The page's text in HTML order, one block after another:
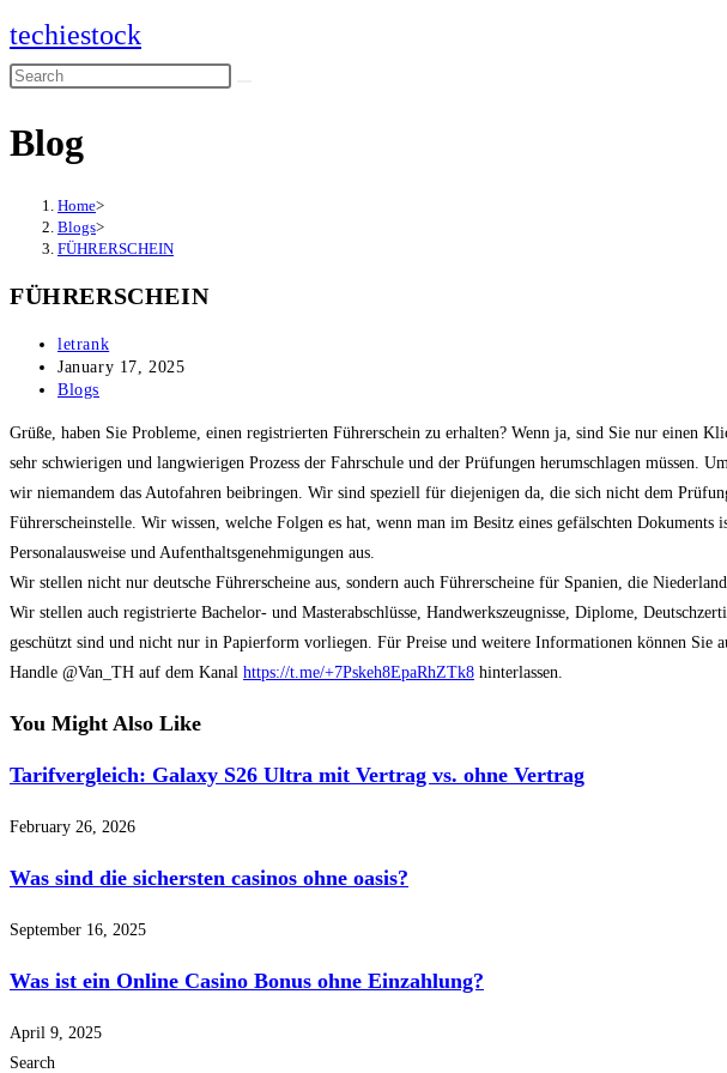
Skip
to
content
techiestock
Search
website
Blog
Home>
Blogs>
FÜHRERSCHEIN
FÜHRERSCHEIN
Post
author:
letrank
Post
published:
January 17, 2025
Post
Blogs
Grüße, haben Sie Probleme, einen registrierten Führerschein zu erhalten? Wenn ja, sind Sie nur einen
sehr schwierigen und langwierigen Prozess der Fahrschule und der Prüfungen herumschlagen müssen.
wir niemandem das Autofahren beibringen. Wir sind speziell für diejenigen da, die sich nicht dem
Führerscheinstelle. Wir wissen, welche Folgen es hat, wenn man im Besitz eines gefälschten
Personalausweise und Aufenthaltsgenehmigungen aus.
Wir stellen nicht nur deutsche Führerscheine aus, sondern auch Führerscheine für Spanien, die
Wir stellen auch registrierte Bachelor- und Masterabschlüsse, Handwerkszeugnisse, Diplome,
geschützt sind und nicht nur in Papierform vorliegen. Für Preise und weitere Informationen können
Handle @Van_TH auf dem Kanal https://t.me/+7Pskeh8EpaRhZTk8 hinterlassen.
You Might Also Like
Tarifvergleich: Galaxy S26 Ultra mit Vertrag vs. ohne Vertrag
February 26, 2026
Was sind die sichersten casinos ohne oasis?
September 16, 2025
Was ist ein Online Casino Bonus ohne Einzahlung?
April 9, 2025
Search